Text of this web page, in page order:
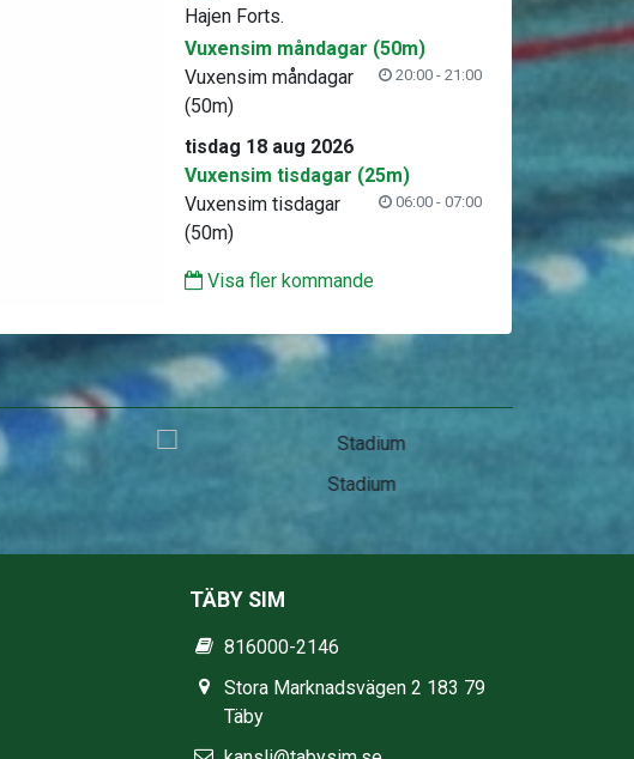
Hajen Forts.
Vuxensim måndagar (50m)
20:00 - 21:00
Vuxensim måndagar
(50m)
tisdag 18 aug 2026
Vuxensim tisdagar (25m)
06:00 - 07:00
Vuxensim tisdagar
(50m)
Visa fler kommande
TÄBY SIM
816000-2146
Stora Marknadsvägen 2 183 79
Täby